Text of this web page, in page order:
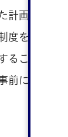
計画の策定
度を利用し
ることが就
前にご自身